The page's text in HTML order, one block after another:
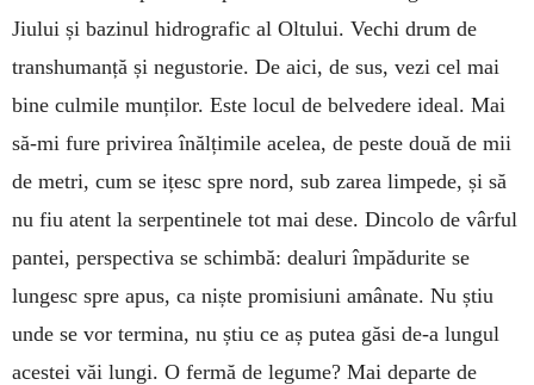
Jiului și bazinul hidrografic al Oltului. Vechi drum de
transhumanță și negustorie. De aici, de sus, vezi cel mai
bine culmile munților. Este locul de belvedere ideal. Mai
să-mi fure privirea înălțimile acelea, de peste două de mii
de metri, cum se ițesc spre nord, sub zarea limpede, și să
nu fiu atent la serpentinele tot mai dese. Dincolo de vârful
pantei, perspectiva se schimbă: dealuri împădurite se
lungesc spre apus, ca niște promisiuni amânate. Nu știu
unde se vor termina, nu știu ce aș putea găsi de-a lungul
acestei văi lungi. O fermă de legume? Mai departe de